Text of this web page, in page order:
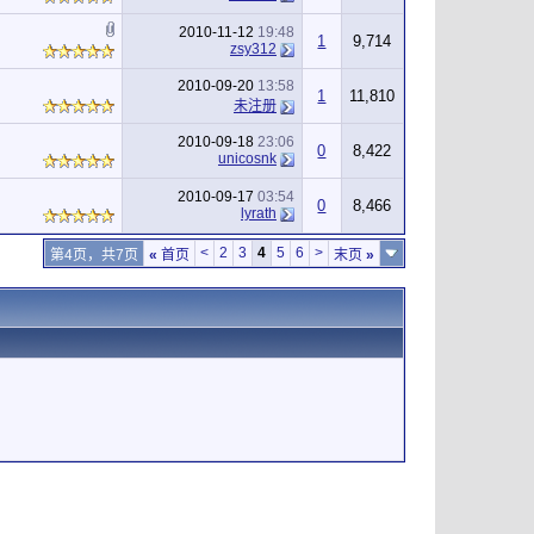
2010-11-12 19:48
zsy312
1 9,714
2010-09-20 13:58
未注册
1 11,810
2010-09-18 23:06
unicosnk
0 8,422
2010-09-17 03:54
lyrath
0 8,466
第4页，共7页 « 首页 < 2 3 4 5 6 > 末页 »